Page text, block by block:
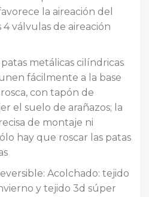
la aireación del
válvulas de aireación
metálicas cilíndricas
fácilmente a la base
con tapón de
el suelo de arañazos; la
de montaje ni
hay que roscar las patas
Acolchado: tejido
y tejido 3d súper